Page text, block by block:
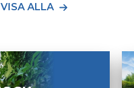
VISA ALLA